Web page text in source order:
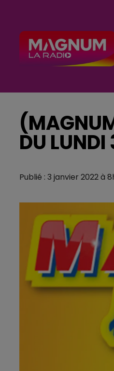
DU
Publié : 3 janvier 2022 à